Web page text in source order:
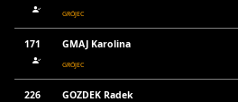
GRÓJEC
171 GMAJ Karolina
GRÓJEC
226 GOZDEK Radek